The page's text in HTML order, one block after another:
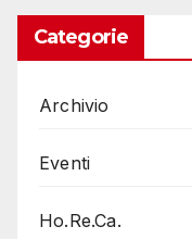
Categorie
Archivio
Eventi
Ho.Re.Ca.